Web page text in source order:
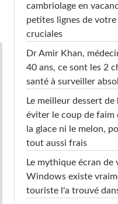
cambriolage en
petites lignes de
cruciales
Dr Amir Khan,
40 ans, ce sont les 2
santé à surveiller
Le meilleur dessert
éviter le coup de faim
la glace ni le melon,
tout aussi frais
Le mythique écran de
Windows existe
touriste l'a trouvé